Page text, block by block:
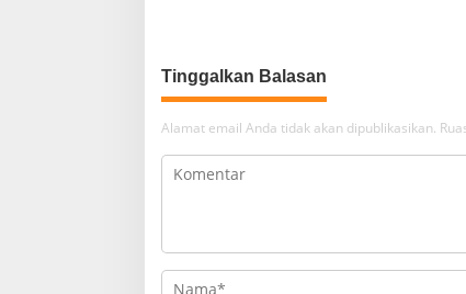
Alamat email Anda tidak akan dipublikasikan.